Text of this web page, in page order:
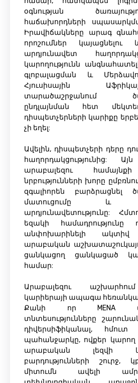
օգնության
հաճախորդների
Իրավիճակները արագ
որոշումներ
արդյունավետ
կարողությունն
գլոբալացման և
Հյուսիսային
տարածաշրջանում
ընդլայնման հետ
դիսպետչերների կարիքը
չի եղել:
Ավելին, դիսպետչերի դերը
հաղորդակցությունից:
արաբալեզու համայնքի
նրբությունների խորը
զգալիորեն բարձրացնել
մատուցումը և
արդյունավետությունը:
եզակի համադրությունը
անփոխարինելի
արաբական
ցանկացող ցանկացած
համար:
Արաբալեզու
կարիերայի ապագա
Քանի որ MENA
տնտեսությունները
դիվերսիֆիկանալ, հմուտ
պահանջարկը, ովքեր կարող
արաբական լեզվի և
բարդությունների շուրջ,
միտումն ավելի